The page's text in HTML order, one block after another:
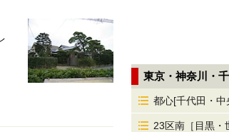
東京・神奈川・
都心[千代田・
23区南［目黒・